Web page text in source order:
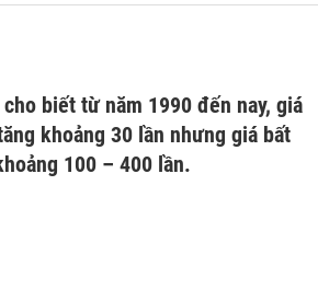
biết từ năm 1990 đến nay, giá
khoảng 30 lần nhưng giá bất
100 – 400 lần.